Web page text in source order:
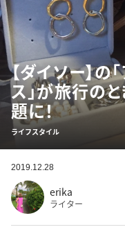
【ダイソー】の
ス」が旅行の
題に！
ライフスタイル
2019.12.28
erika
ライター